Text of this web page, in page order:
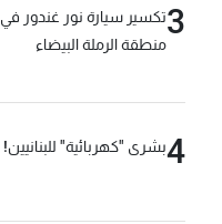
3تكسير سيارة نور غندور في
منطقة الرملة البيضاء
4بشرى "كهربائية" للبنانيين!